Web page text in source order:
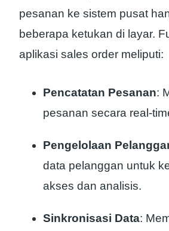
pesanan ke sistem pusat
beberapa ketukan di layar.
aplikasi sales order meliputi:
Pencatatan Pesanan:
pesanan secara real-
Pengelolaan
data pelanggan untuk
akses dan analisis.
Sinkronisasi Data: